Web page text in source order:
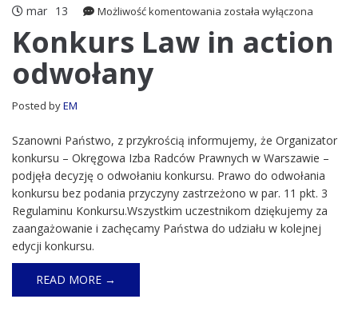
mar 13 Możliwość komentowania Konkurs
in
została wyłączona
Konkurs Law in action
odwołany
Posted byEM
Szanowni Państwo, z przykrością informujemy, że Organizator
konkursu – Okręgowa Izba Radców Prawnych w Warszawie –
podjęła decyzję o odwołaniu konkursu. Prawo do odwołania
konkursu bez podania przyczyny zastrzeżono w par. 11 pkt. 3
Regulaminu Konkursu.Wszystkim uczestnikom dziękujemy za
zaangażowanie i zachęcamy Państwa do udziału w kolejnej
edycji konkursu.
READ MORE →